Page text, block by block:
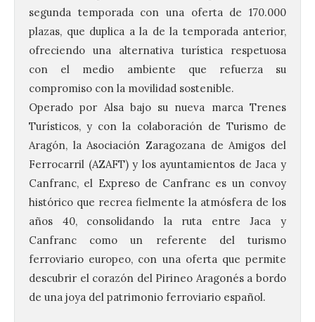
segunda temporada con una oferta de 170.000
plazas, que duplica a la de la temporada anterior,
ofreciendo una alternativa turística respetuosa
con el medio ambiente que refuerza su
compromiso con la movilidad sostenible.
Operado por Alsa bajo su nueva marca Trenes
Turísticos, y con la colaboración de Turismo de
Aragón, la Asociación Zaragozana de Amigos del
Ferrocarril (AZAFT) y los ayuntamientos de Jaca y
Canfranc, el Expreso de Canfranc es un convoy
histórico que recrea fielmente la atmósfera de los
años 40, consolidando la ruta entre Jaca y
Canfranc como un referente del turismo
ferroviario europeo, con una oferta que permite
descubrir el corazón del Pirineo Aragonés a bordo
de una joya del patrimonio ferroviario español.